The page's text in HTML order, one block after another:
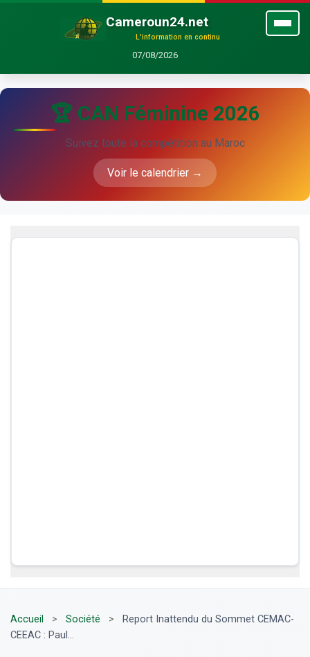
Cameroun24.net
L'information en continu
07/08/2026
🏆 CAN Féminine 2026
Suivez toute la compétition au Maroc
Voir le calendrier →
Accueil > Société >
Report Inattendu du Sommet CEMAC-
CEEAC : Paul...